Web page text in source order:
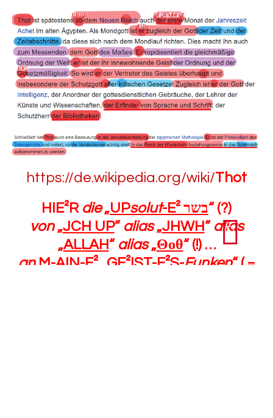
https://de.wikipedia.org/wiki/Thot
HIE²R die„UPsolut-E²בשר“ (?)
von„JCH UP“ alias„JHWH“ alias
„ALLAH“ alias„Θοθ“ (!) …
anM-AIN-E² „ GE²IST-E²S-Funken“ ( =